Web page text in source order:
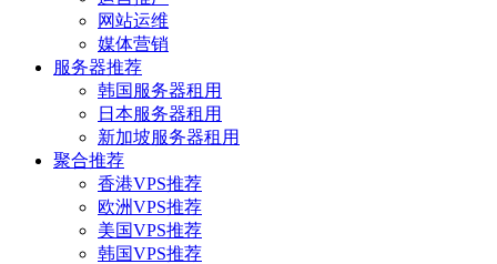
网站运维
媒体营销
服务器推荐
韩国服务器租用
日本服务器租用
新加坡服务器租用
聚合推荐
香港VPS推荐
欧洲VPS推荐
美国VPS推荐
韩国VPS推荐